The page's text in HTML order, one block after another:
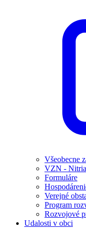
Všeobecne
VZN -
Formuláre
Verejné
Program
Rozvojové
Udalosti v obci